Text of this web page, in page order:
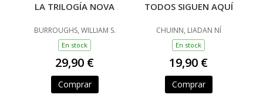
LA TRILOGÍA NOVA
BURROUGHS, WILLIAM S.
En stock
29,90 €
Comprar
TODOS SIGUEN AQUÍ
CHUINN, LIADAN NÍ
En stock
19,90 €
Comprar